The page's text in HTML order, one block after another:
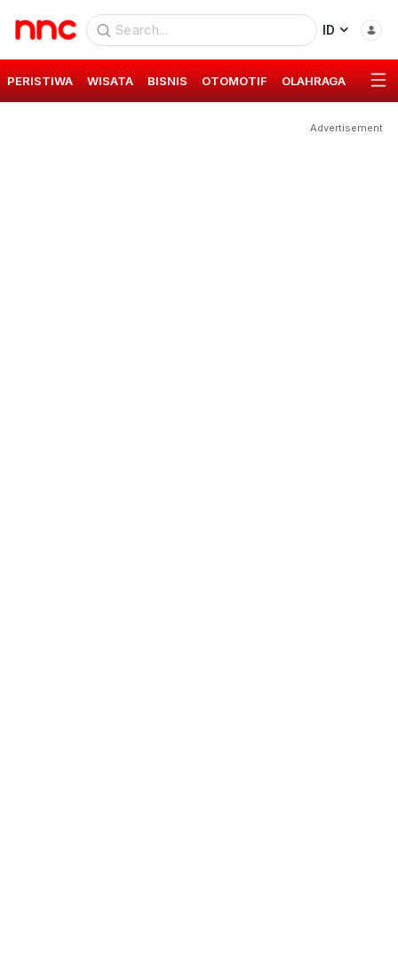
ID
PERISTIWA WISATA BISNIS OTOMOTIF OLAHRAGA GAYA
Advertisement